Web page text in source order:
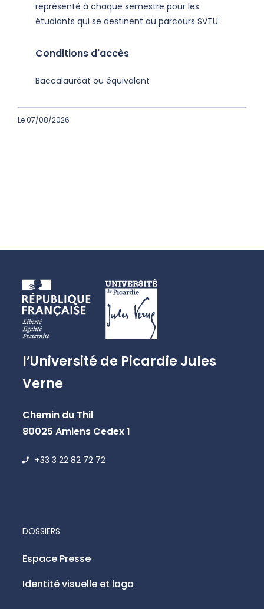
représenté à chaque semestre pour les
étudiants qui se destinent au parcours SVTU.
Conditions d'accès
Baccalauréat ou équivalent
Le 07/08/2026
l’Université de Picardie Jules
Verne
Chemin du Thil
80025 Amiens Cedex 1
+33 3 22 82 72 72
DOSSIERS
Espace Presse
Identité visuelle et logo